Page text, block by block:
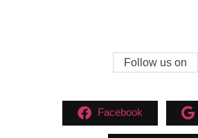
Follow us on
Facebook